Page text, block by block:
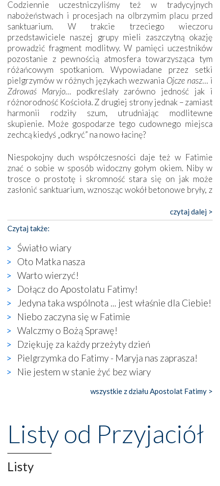
Codziennie uczestniczyliśmy też w tradycyjnych
nabożeństwach i procesjach na olbrzymim placu przed
sanktuarium. W trakcie trzeciego wieczoru
przedstawiciele naszej grupy mieli zaszczytną okazję
prowadzić fragment modlitwy. W pamięci uczestników
pozostanie z pewnością atmosfera towarzysząca tym
różańcowym spotkaniom. Wypowiadane przez setki
pielgrzymów w różnych językach wezwania Ojcze nasz… i
Zdrowaś Maryjo… podkreślały zarówno jedność jak i
różnorodność Kościoła. Z drugiej strony jednak – zamiast
harmonii rodziły szum, utrudniając modlitewne
skupienie. Może gospodarze tego cudownego miejsca
zechcą kiedyś „odkryć” na nowo łacinę?
Niespokojny duch współczesności daje też w Fatimie
znać o sobie w sposób widoczny gołym okiem. Niby w
trosce o prostotę i skromność stara się on jak może
zasłonić sanktuarium, wznosząc wokół betonowe bryły, z
katolickiego kultu. Tylko co wspólnego z żywą,
autentyczną wiarą mogą mieć płaskie, szare bunkry albo
kaplice, w których Tabernakulum przypomina bardziej
skrzynkę na narzędzia? Albo co powiedzieć o ustawionym
tuż przy nowej bazylice wielkim krzyżu, na którym
zamiast Chrystusa umieszczono dziwaczną postać jakby
wyjętą ze starożytnych hieroglifów? W kulturowym
kontekście naszych czasów to raczej karykatura niż godny
wizerunek Zbawiciela…
Zatem nawet w bezpośrednim otoczeniu sanktuarium
naocznie przekonaliśmy się, że wewnątrz Kościoła toczy
się ogromna walka o kształt katolicyzmu i o serca
wierzących. Do czego to zmaganie może prowadzić,
widzieliśmy w urokliwym, niewielkim mieście Obidos,
gdzie w miejscu dawnego kościoła działa dzisiaj…
księgarnia.
Nasze pielgrzymkowe wyprawy, których celem były
wznoszono na chwałę Bożą, na przykład – w podzięce za
Opatrznościową pomoc w wygranej bitwie o
niepodległość kraju. Zachwyt budziła potężna, a zarazem
misterna architektura tych monumentalnych dzieł,
wspaniałe zdobienia, dbałość ich twórców o detale,
czytaj dalej >
Czytaj także:
Światło wiary
Oto Matka nasza
Warto wierzyć!
Dołącz do Apostolatu Fatimy!
Jedyna taka wspólnota ... jest właśnie dla Ciebie!
Niebo zaczyna się w Fatimie
Walczmy o Bożą Sprawę!
Dziękuję za każdy przeżyty dzień
Pielgrzymka do Fatimy - Maryja nas zaprasza!
Nie jestem w stanie żyć bez wiary
wszystkie z działu Apostolat Fatimy >
Listy od Przyjaciół
Listy